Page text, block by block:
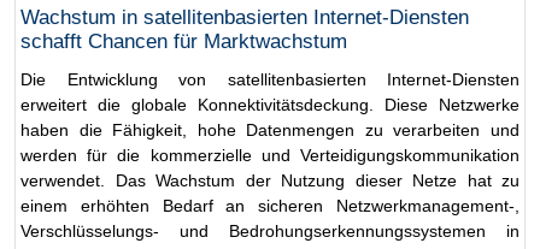
Wachstum in satellitenbasierten Internet-Diensten
schafft Chancen für Marktwachstum
Die Entwicklung von satellitenbasierten Internet-Diensten
erweitert die globale Konnektivitätsdeckung. Diese Netzwerke
haben die Fähigkeit, hohe Datenmengen zu verarbeiten und
werden für die kommerzielle und Verteidigungskommunikation
verwendet. Das Wachstum der Nutzung dieser Netze hat zu
einem erhöhten Bedarf an sicheren Netzwerkmanagement-,
Verschlüsselungs- und Bedrohungserkennungssystemen in